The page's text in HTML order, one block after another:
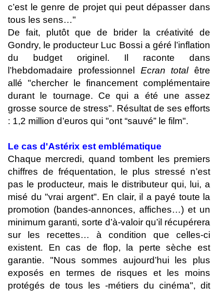
c’est le genre de projet qui peut dépasser dans
tous les sens…"
De fait, plutôt que de brider la créativité de
Gondry, le producteur Luc Bossi a géré l’inflation
du budget originel. Il raconte dans
l’hebdomadaire professionnel Ecran totalêtre
allé "chercher le financement complémentaire
durant le tournage. Ce qui a été une assez
grosse source de stress". Résultat de ses efforts
: 1,2 million d’euros qui "ont “sauvé” le film".
Le cas d'Astérix est emblématique
Chaque mercredi, quand tombent les premiers
chiffres de fréquentation, le plus stressé n’est
pas le producteur, mais le distributeur qui, lui, a
misé du "vrai argent". En clair, il a payé toute la
promotion (bandes-annonces, affiches…) et un
minimum garanti, sorte d’à-valoir qu’il récupérera
sur les recettes… à condition que celles-ci
existent. En cas de flop, la perte sèche est
garantie. "Nous sommes aujourd’hui les plus
exposés en termes de risques et les moins
protégés de tous les -métiers du cinéma", dit